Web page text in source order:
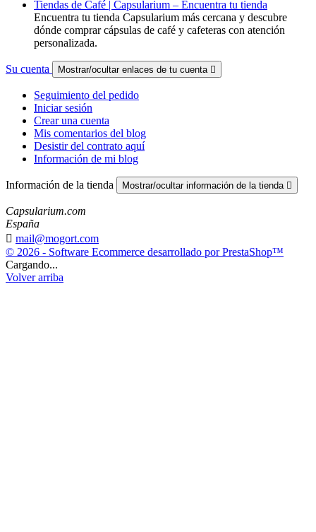
Tiendas de Café | Capsularium – Encuentra tu tienda
Encuentra tu tienda Capsularium más cercana y descubre
dónde comprar cápsulas de café y cafeteras con atención
personalizada.
Su cuenta Mostrar/ocultar enlaces de tu cuenta 
Seguimiento del pedido
Iniciar sesión
Crear una cuenta
Mis comentarios del blog
Desistir del contrato aquí
Información de mi blog
Información de la tienda Mostrar/ocultar información de la tienda 
Capsularium.com
España
 mail@mogort.com
© 2026 - Software Ecommerce desarrollado por PrestaShop™
Cargando...
Volver arriba